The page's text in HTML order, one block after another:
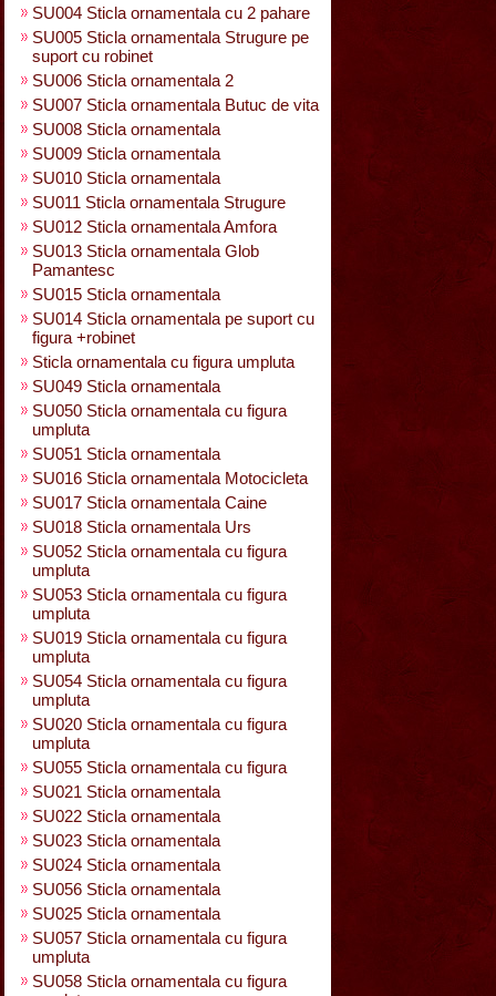
SU004 Sticla ornamentala cu 2 pahare
SU005 Sticla ornamentala Strugure pe
suport cu robinet
SU006 Sticla ornamentala 2
SU007 Sticla ornamentala Butuc de vita
SU008 Sticla ornamentala
SU009 Sticla ornamentala
SU010 Sticla ornamentala
SU011 Sticla ornamentala Strugure
SU012 Sticla ornamentala Amfora
SU013 Sticla ornamentala Glob
Pamantesc
SU015 Sticla ornamentala
SU014 Sticla ornamentala pe suport cu
figura +robinet
Sticla ornamentala cu figura umpluta
SU049 Sticla ornamentala
SU050 Sticla ornamentala cu figura
umpluta
SU051 Sticla ornamentala
SU016 Sticla ornamentala Motocicleta
SU017 Sticla ornamentala Caine
SU018 Sticla ornamentala Urs
SU052 Sticla ornamentala cu figura
umpluta
SU053 Sticla ornamentala cu figura
umpluta
SU019 Sticla ornamentala cu figura
umpluta
SU054 Sticla ornamentala cu figura
umpluta
SU020 Sticla ornamentala cu figura
umpluta
SU055 Sticla ornamentala cu figura
SU021 Sticla ornamentala
SU022 Sticla ornamentala
SU023 Sticla ornamentala
SU024 Sticla ornamentala
SU056 Sticla ornamentala
SU025 Sticla ornamentala
SU057 Sticla ornamentala cu figura
umpluta
SU058 Sticla ornamentala cu figura